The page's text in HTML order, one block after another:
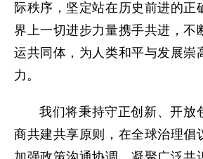
际秩序，坚定站在历史前进的正
界上一切进步力量携手共进，不
运共同体，为人类和平与发展崇
力。
我们将秉持守正创新、开放
商共建共享原则，在全球治理倡